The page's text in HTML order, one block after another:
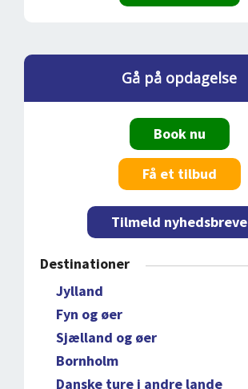
Gå på opdagelse
Book nu
Få et tilbud
Tilmeld nyhedsbreve
Destinationer
Jylland
Fyn og øer
Sjælland og øer
Bornholm
Danske ture i andre lande